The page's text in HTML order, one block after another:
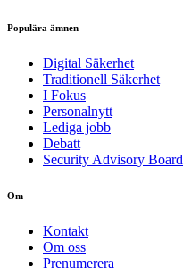
Populära ämnen
Digital Säkerhet
Traditionell Säkerhet
I Fokus
Personalnytt
Lediga jobb
Debatt
Security Advisory Board
Om
Kontakt
Om oss
Prenumerera